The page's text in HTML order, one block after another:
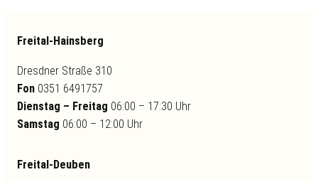
Freital-Hainsberg
Dresdner Straße 310
Fon 0351 6491757
Dienstag – Freitag 06:00 – 17:30 Uhr
Samstag 06:00 – 12:00 Uhr
Freital-Deuben